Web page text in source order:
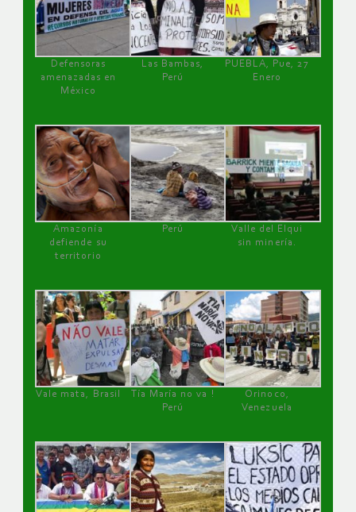
Defensoras
amenazadas en
México
Las Bambas,
Perú
PUEBLA, Pue, 27
Enero
Amazonía
defiende su
territorio
Perú
Valle del Elqui
sin minería.
Vale mata, Brasil
Tía María no va !
Perú
Orinoco,
Venezuela